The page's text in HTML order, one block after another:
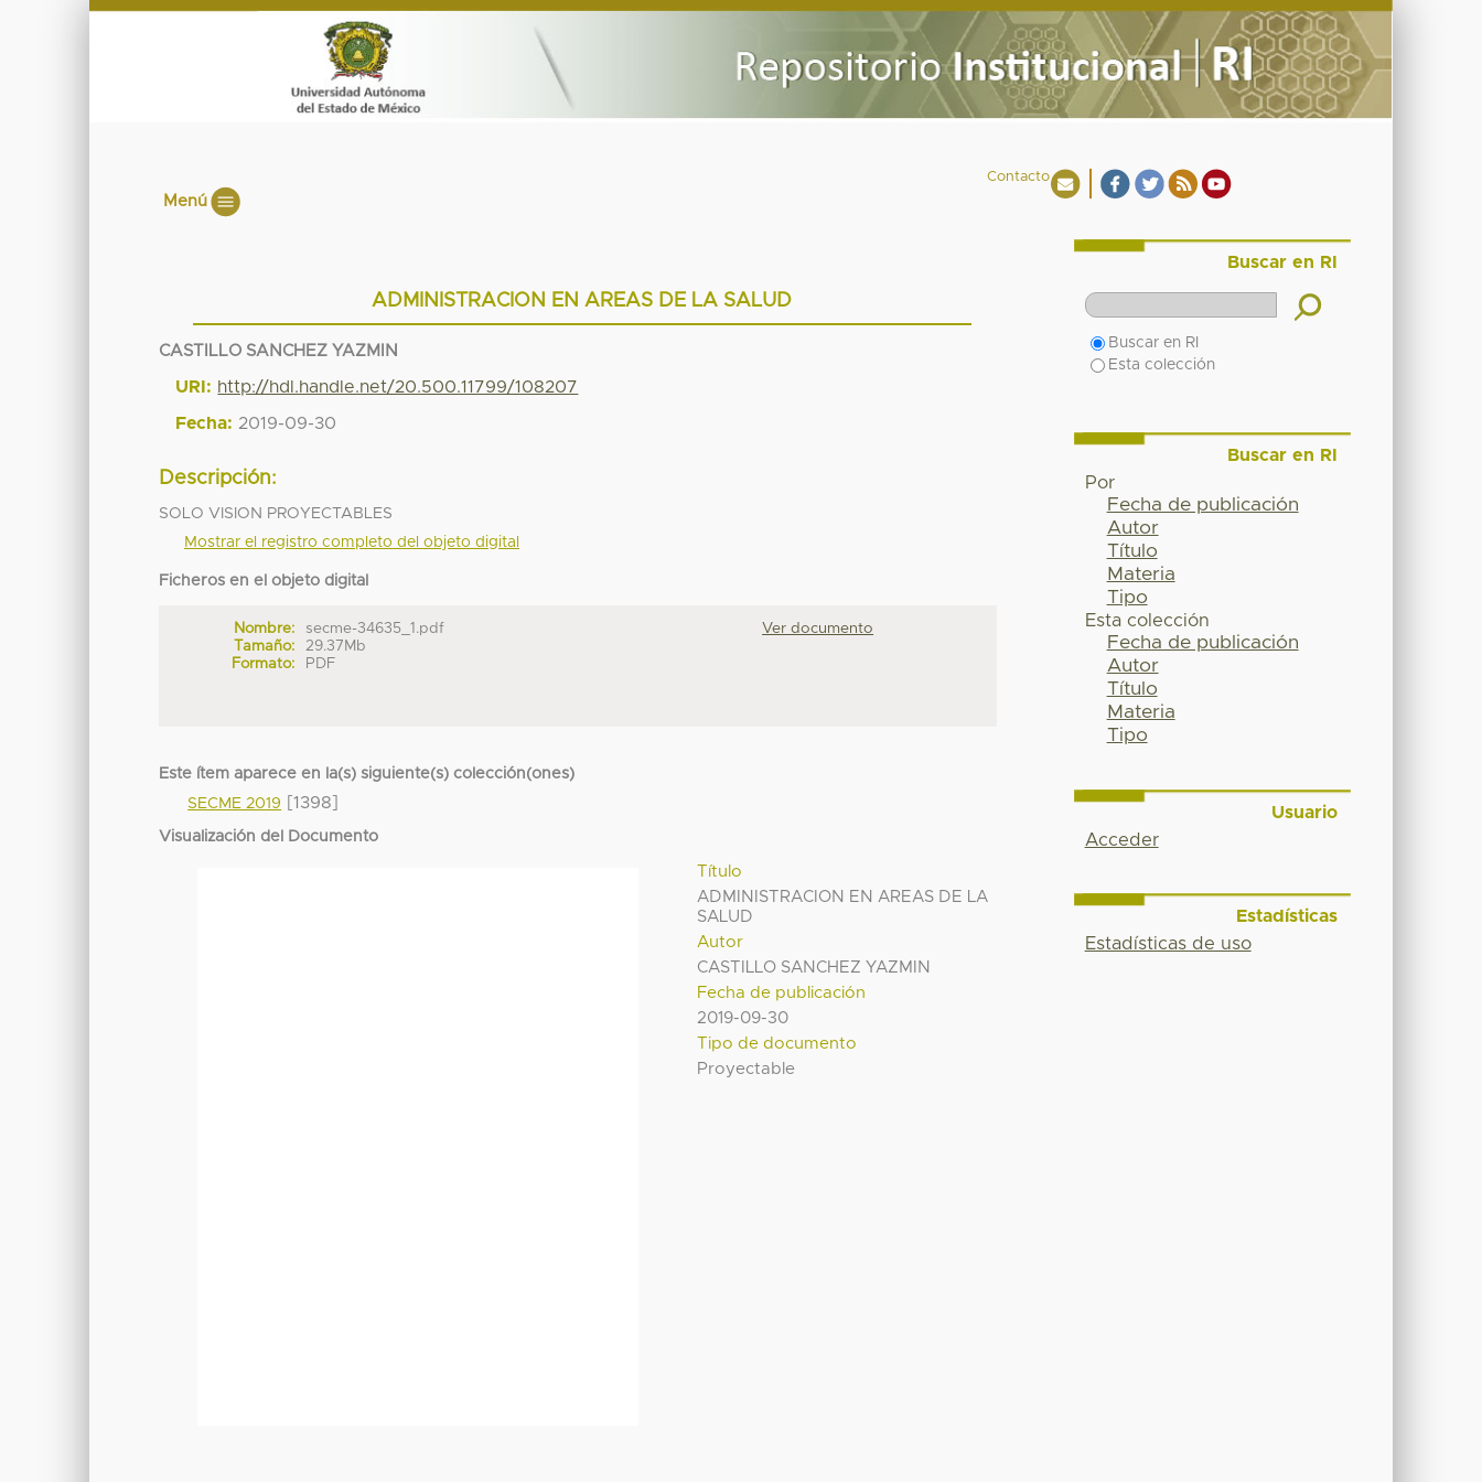
Contacto
Menú
ADMINISTRACION EN AREAS DE LA SALUD
CASTILLO SANCHEZ YAZMIN
URI: http://hdl.handle.net/20.500.11799/108207
Fecha: 2019-09-30
Descripción:
SOLO VISION PROYECTABLES
Mostrar el registro completo del objeto digital
Ficheros en el objeto digital
Nombre:
secme-34635_1.pdf
Tamaño:
29.37Mb
Formato:
PDF
Ver documento
Este ítem aparece en la(s) siguiente(s) colección(ones)
SECME 2019
[1398]
Visualización del Documento
Título
ADMINISTRACION EN AREAS DE LA
SALUD
Autor
CASTILLO SANCHEZ YAZMIN
Fecha de publicación
2019-09-30
Tipo de documento
Proyectable
Buscar en RI
Buscar en RI
Esta colección
Buscar en RI
Por
Fecha de publicación
Autor
Título
Materia
Tipo
Esta colección
Fecha de publicación
Autor
Título
Materia
Tipo
Usuario
Acceder
Estadísticas
Estadísticas de uso